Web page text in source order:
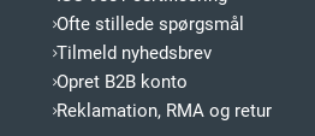
Ofte stillede spørgsmål
Tilmeld nyhedsbrev
Opret B2B konto
Reklamation, RMA og retur